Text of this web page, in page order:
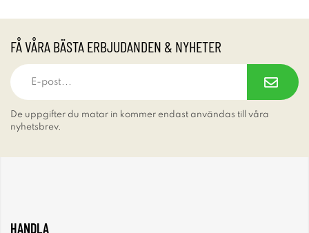
FÅ VÅRA BÄSTA ERBJUDANDEN & NYHETER
De uppgifter du matar in kommer endast användas till våra
nyhetsbrev.
HANDLA